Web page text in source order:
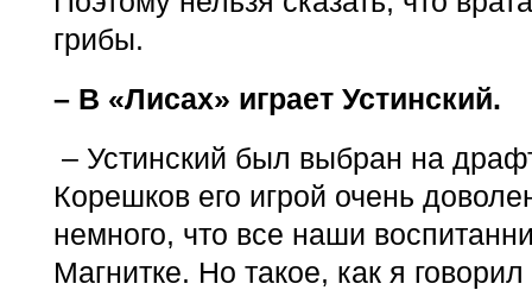
грибы.
– В «Лисах» играет Устинский.
– Устинский был выбран на
Корешков его игрой очень
немного, что все наши
Магнитке. Но такое, как я